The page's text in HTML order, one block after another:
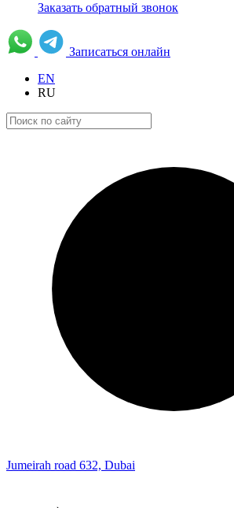
Заказать обратный звонок
Записаться онлайн
EN
RU
Jumeirah road 632, Dubai